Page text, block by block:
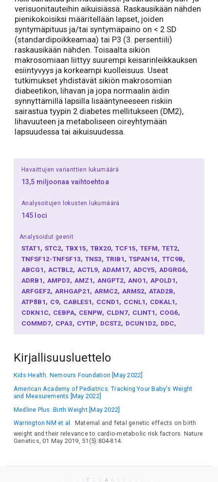
verisuonitauteihin aikuisiässä. Raskausikään nähden
pienikokoisiksi määritellään lapset, joiden
syntymäpituus ja/tai syntymäpaino on < 2 SD
(standardipoikkeamaa) tai P3 (3. persentiili)
raskausikään nähden. Toisaalta sikiön
makrosomiaan liittyy suurempi keisarinleikkauksen
esiintyvyys ja korkeampi kuolleisuus. Useat
tutkimukset yhdistävät sikiön makrosomian
diabeetikon, lihavan ja jopa normaalin äidin
synnyttämillä lapsilla lisääntyneeseen riskiin
sairastua tyypin 2 diabetes mellitukseen (DM2),
lihavuuteen ja metaboliseen oireyhtymään
lapsuudessa tai aikuisuudessa.
Havaittujen varianttien lukumäärä
13,5 miljoonaa vaihtoehtoa
Analysoitujen lokusten lukumäärä
145 loci
Analysoidut geenit
STAT1 STC2 TBX15 TBX20 TCF15 TEFM TET2
TNFSF12-TNFSF13 TNS3 TRIB1 TSPAN14 TTC9B
ABCG1 ACTBL2 ACTL9 ADAM17 ADCY5 ADGRG6
ADRB1 AMPD3 AMZ1 ANGPT2 ANO1 APOLD1
ARFGEF2 ARHGAP21 ARMC2 ARMS2 ATAD2B
ATP8B1 C9 CABLES1 CCND1 CCNL1 CDKAL1
CDKN1C CEBPA CENPW CLDN7 CLINT1 COG6
COMMD7 CPA3 CYTIP DCST2 DCUN1D2 DDC
DLK1 DNLZ DNMT1 EBF1 EDEM2 EDNRB EGFL8
FAM98B FANCC FCGR2B FCGR3A
FGFR1
GLI2 GOLGA6A GPR139 H4C4 HAAO
HHEX HHIP HKDC1 HLA-C HMGA1 HNF1A
HSPB2
ICE2 IGF1 IGF1R IGF2
INTS7 IRS1 ITGA1 ITM2A ITPR2
JARID2
KCNJ16 KCNJ2 KCNJ8 KCNN3 KCNQ1
KL
KLHL24
KLHL25 KREMEN1 L3MBTL3 LILRB3
LIMS1
LLPH LPAR1 LRIG1 LRRC4 MAFB
Kirjallisuusluettelo
Kids Health. Nemours Foundation [May 2022]
American Academy of Pediatrics. Tracking Your Baby's Weight
and Measurements [May 2022]
Medline Plus. Birth Weight [May 2022]
Warrington NM et al. Maternal and fetal genetic effects on birth
weight and their relevance to cardio-metabolic risk factors. Nature
Genetics, 01 May 2019, 51(5):804-814.